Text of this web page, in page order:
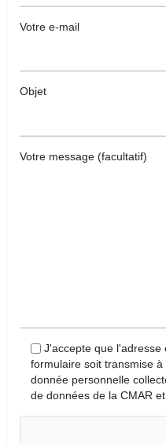
Votre e-mail
Objet
Votre message (facultatif)
J'accepte que l'adresse
formulaire soit transmise
donnée personnelle
de données de la CMAR